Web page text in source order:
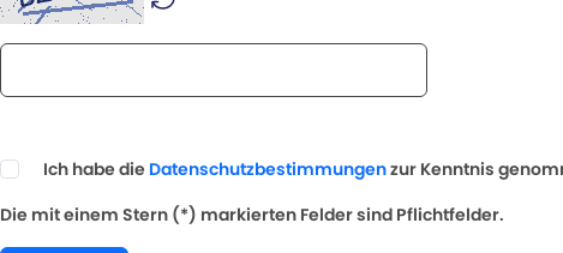
Ich habe die Datenschutzbestimmungenzur Kenntnis
Die mit einem Stern (*) markierten Felder sind Pflichtfelder.